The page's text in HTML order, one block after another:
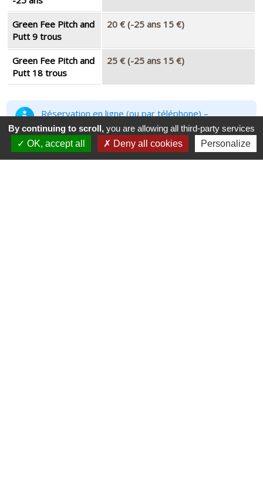
Green Fee Pitch and
Putt 9 trous
20 € (-25 ans 15 €)
Green Fee Pitch and
Putt 18 trous
25 € (-25 ans 15 €)
Réservation en ligne (ou par téléphone) –
Confirmation par mail et SMS
By continuing to scroll, you are allowing all third-party services
OK, accept all
Deny all cookies Personalize